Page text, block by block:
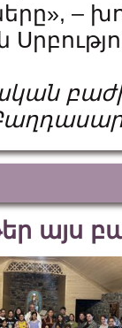
–
այս